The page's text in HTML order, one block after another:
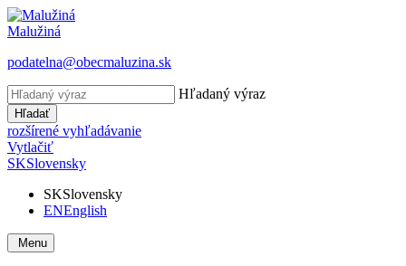
Malužiná
podatelna@obecmaluzina.sk
Hľadaný výraz
Hľadať
rozšírené vyhľadávanie
Vytlačiť
SKSlovensky
SKSlovensky
ENEnglish
Menu